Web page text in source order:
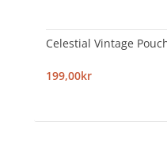
Celestial Vintage
199,00kr